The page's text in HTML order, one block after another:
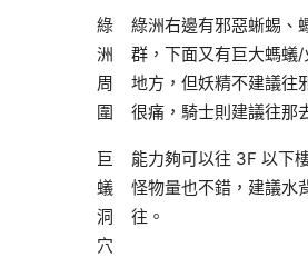
綠
洲
周
圍
綠洲右邊有邪惡蜥蜴、
群，下面又有巨大螞蟻
地方，但妖精不建議往
很痛，騎士則建議往那
巨
蟻
洞
穴
能力夠可以往 3F 以下
怪物量也不錯，建議水
往。